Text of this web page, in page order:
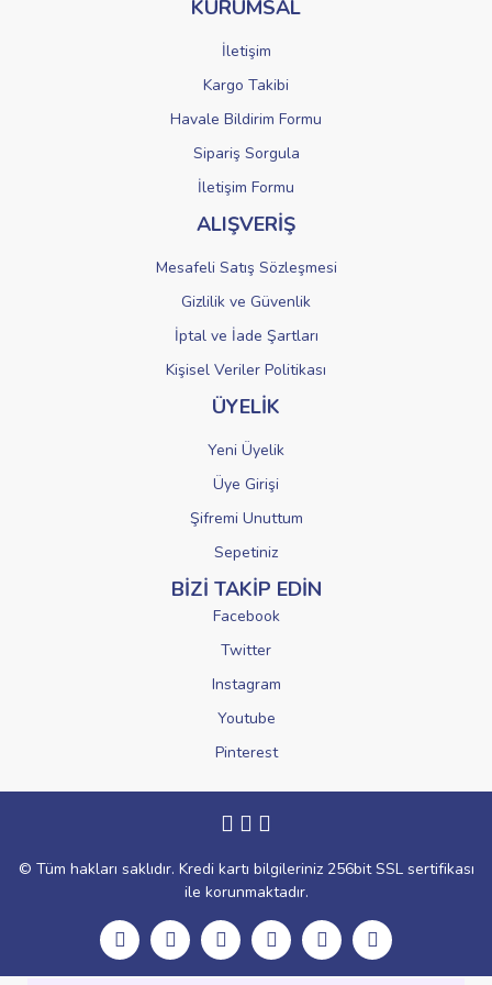
Ürün fiyatı diğer sitelerden daha pahalı.
Gönder
KURUMSAL
İletişim
Kargo Takibi
Havale Bildirim Formu
Sipariş Sorgula
İletişim Formu
ALIŞVERİŞ
Mesafeli Satış Sözleşmesi
Gizlilik ve Güvenlik
İptal ve İade Şartları
Kişisel Veriler Politikası
ÜYELİK
Yeni Üyelik
Üye Girişi
Şifremi Unuttum
Sepetiniz
BİZİ TAKİP EDİN
Facebook
Twitter
Instagram
Youtube
Pinterest
© Tüm hakları saklıdır. Kredi kartı bilgileriniz 256bit SSL sertifikası
ile korunmaktadır.